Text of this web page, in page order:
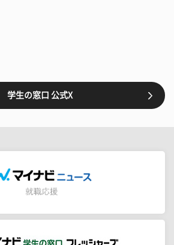
学生の窓口 公式X